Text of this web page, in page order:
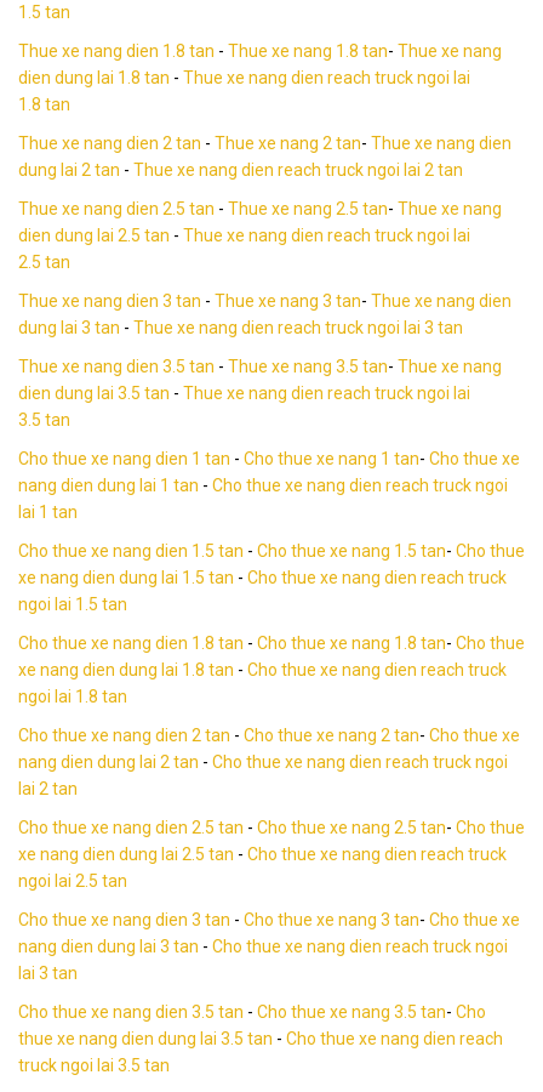
1.5 tan
Thue xe nang dien 1.8 tan - Thue xe nang 1.8 tan- Thue xe nang
dien dung lai 1.8 tan - Thue xe nang dien reach truck ngoi lai
1.8 tan
Thue xe nang dien 2 tan - Thue xe nang 2 tan- Thue xe nang dien
dung lai 2 tan - Thue xe nang dien reach truck ngoi lai 2 tan
Thue xe nang dien 2.5 tan - Thue xe nang 2.5 tan- Thue xe nang
dien dung lai 2.5 tan - Thue xe nang dien reach truck ngoi lai
2.5 tan
Thue xe nang dien 3 tan - Thue xe nang 3 tan- Thue xe nang dien
dung lai 3 tan - Thue xe nang dien reach truck ngoi lai 3 tan
Thue xe nang dien 3.5 tan - Thue xe nang 3.5 tan- Thue xe nang
dien dung lai 3.5 tan - Thue xe nang dien reach truck ngoi lai
3.5 tan
Cho thue xe nang dien 1 tan - Cho thue xe nang 1 tan- Cho thue xe
nang dien dung lai 1 tan - Cho thue xe nang dien reach truck ngoi
lai 1 tan
Cho thue xe nang dien 1.5 tan - Cho thue xe nang 1.5 tan- Cho thue
xe nang dien dung lai 1.5 tan - Cho thue xe nang dien reach truck
ngoi lai 1.5 tan
Cho thue xe nang dien 1.8 tan - Cho thue xe nang 1.8 tan- Cho thue
xe nang dien dung lai 1.8 tan - Cho thue xe nang dien reach truck
ngoi lai 1.8 tan
Cho thue xe nang dien 2 tan - Cho thue xe nang 2 tan- Cho thue xe
nang dien dung lai 2 tan - Cho thue xe nang dien reach truck ngoi
lai 2 tan
Cho thue xe nang dien 2.5 tan - Cho thue xe nang 2.5 tan- Cho thue
xe nang dien dung lai 2.5 tan - Cho thue xe nang dien reach truck
ngoi lai 2.5 tan
Cho thue xe nang dien 3 tan - Cho thue xe nang 3 tan- Cho thue xe
nang dien dung lai 3 tan - Cho thue xe nang dien reach truck ngoi
lai 3 tan
Cho thue xe nang dien 3.5 tan - Cho thue xe nang 3.5 tan- Cho
thue xe nang dien dung lai 3.5 tan - Cho thue xe nang dien reach
truck ngoi lai 3.5 tan